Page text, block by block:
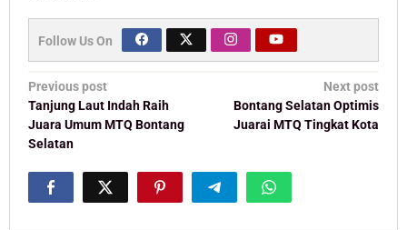
Follow Us On
Post
navigation
Previous post
Tanjung Laut Indah Raih
Juara Umum MTQ Bontang
Selatan
Next post
Bontang Selatan Optimis
Juarai MTQ Tingkat Kota